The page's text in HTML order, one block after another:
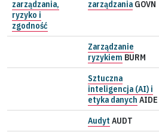
zarządzania,
ryzyko i
zgodność
zarządzania GOVN
Zarządzanie
ryzykiem BURM
Sztuczna
inteligencja (AI) i
etyka danych AIDE
Audyt AUDT